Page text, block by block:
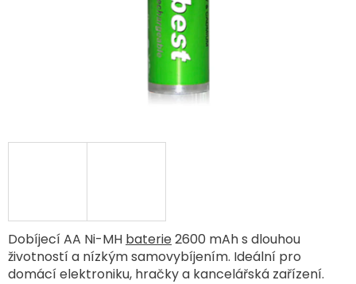
Dobíjecí AA Ni-MH baterie2600 mAh s dlouhou
životností a nízkým samovybíjením. Ideální pro
domácí elektroniku, hračky a kancelářská zařízení.